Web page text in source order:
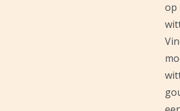
op